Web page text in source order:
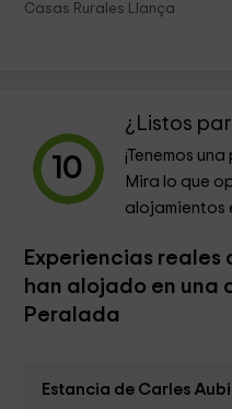
Casas Rurales Llança
10
¿Listos
¡Tenemos
Mira lo que
alojamientos
Experiencias reales
han alojado en una
Peralada
Estancia de Carles